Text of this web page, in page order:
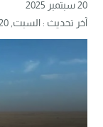
20 سبتمبر 2025
آخر تحديث :السبت, 20 سبتمبر, 2025 - 12:45 مساءً